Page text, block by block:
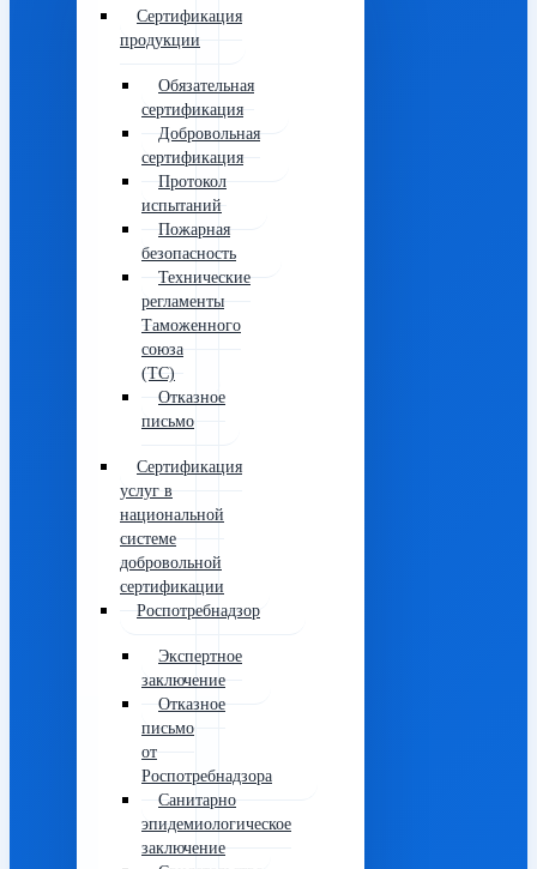
Сертификация
продукции
Обязательная
сертификация
Добровольная
сертификация
Протокол
испытаний
Пожарная
безопасность
Технические
регламенты
Таможенного
союза
(ТС)
Отказное
письмо
Сертификация
услуг в
национальной
системе
добровольной
сертификации
Роспотребнадзор
Экспертное
заключение
Отказное
письмо
от
Роспотребнадзора
Санитарно
эпидемиологическое
заключение